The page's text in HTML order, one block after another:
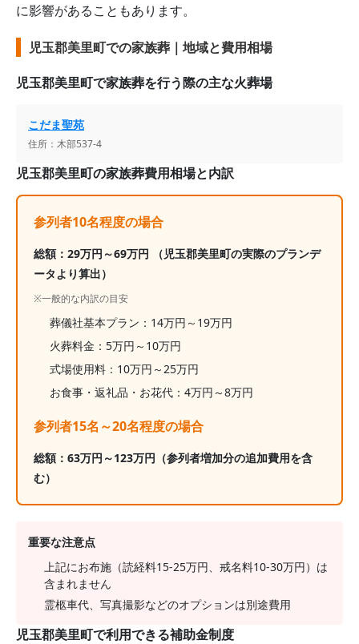
に影響があることもあります。
児玉郡美里町での家族葬｜地域と費用相場
児玉郡美里町で家族葬を行う際の主な火葬場
こだま聖苑
住所： 木部537-4
児玉郡美里町の家族葬費用相場と内訳
参列者10名程度の場合
総額： 29万円～69万円 （児玉郡美里町の実際のプランデ
ータより算出）
※一般的な内訳の目安
葬儀社基本プラン： 14万円～ 19万円
火葬料金： 5万円～ 10万円
式場使用料：10万円～25万円
お食事・返礼品・お花代： 4万円～8万円
参列者15名～20名程度の場合
総額： 63万円～123万円 （参列者増加分の追加費用を含
む）
重要な注意点
上記にお布施（読経料15-25万円、戒名料10-30万円）は
含まれません
霊柩車代、写真撮影などのオプションは別途費用
児玉郡美里町で利用できる補助金制度